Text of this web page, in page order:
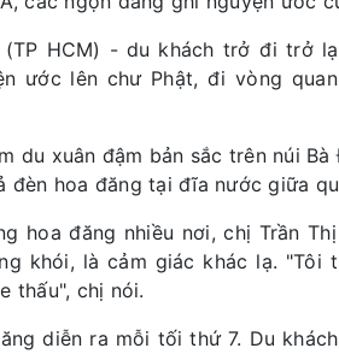
(TP HCM) - du khách trở đi trở
ước lên chư Phật, đi vòng
đèn hoa đăng tại đĩa nước giữa
hoa đăng nhiều nơi, chị Trần
khói, là cảm giác khác lạ. "Tôi
thấu", chị nói.
diễn ra mỗi tối thứ 7. Du